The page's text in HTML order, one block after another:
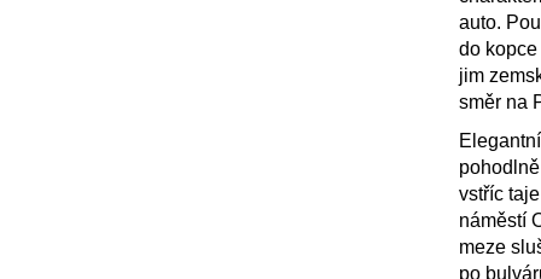
auto.
do
jim
směr na
vstříc
náměstí
meze
po